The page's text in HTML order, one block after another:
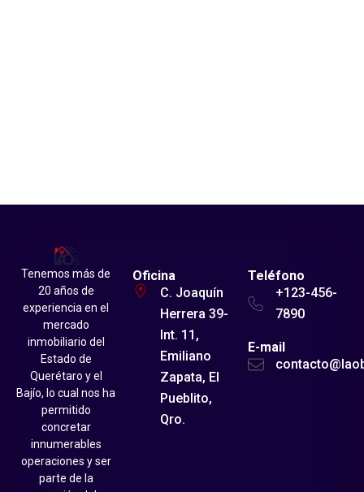
Tenemos más de
20 años de
experiencia en el
mercado
inmobiliario del
Estado de
Querétaro y el
Bajío, lo cual nos ha
permitido
concretar
innumerables
operaciones y ser
parte de la
Oficina
C. Joaquín
Herrera 39-
Int. 11,
Emiliano
Zapata, El
Pueblito,
Qro.
Teléfono
+123-456-
7890
E-mail